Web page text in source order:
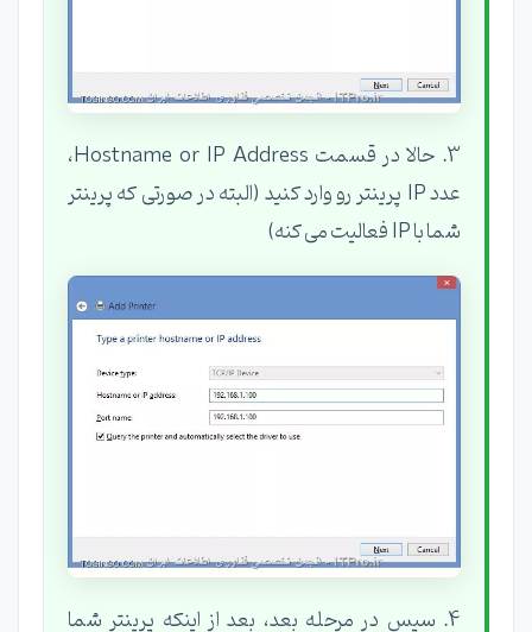
3. حالا در قسمت Hostname or IP Address،
عدد IP پرینتر رو وارد کنید (البته در صورتی که پرینتر
شما با IP فعالیت می کنه)
4. سپس در مرحله بعد، بعد از اینکه پرینتر شما